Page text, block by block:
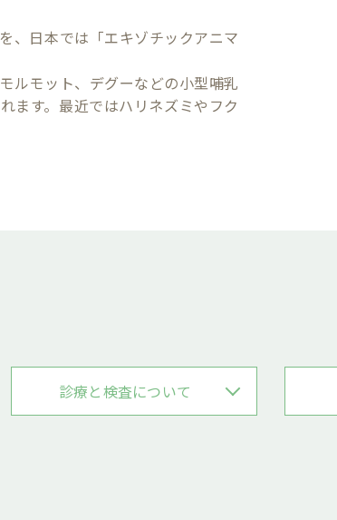
、日本では「エキゾチックアニマ
ルモット、デグーなどの小型哺乳
ます。最近ではハリネズミやフク
診療と検査について